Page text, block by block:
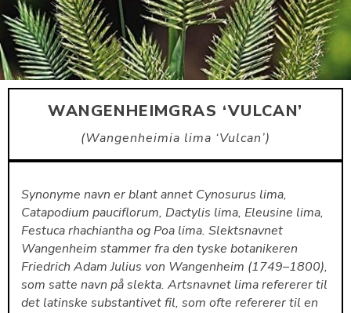
OM PLANTEPORTALEN
KONTAKT
WANGENHEIMGRAS ‘VULCAN’
Wangenheimia lima ‘Vulcan’
Synonyme navn er blant annet Cynosurus lima,
Catapodium pauciflorum, Dactylis lima, Eleusine lima,
Festuca rhachiantha og Poa lima. Slektsnavnet
Wangenheim stammer fra den tyske botanikeren
Friedrich Adam Julius von Wangenheim (1749–1800),
som satte navn på slekta. Artsnavnet lima refererer til
det latinske substantivet fil, som ofte refererer til en